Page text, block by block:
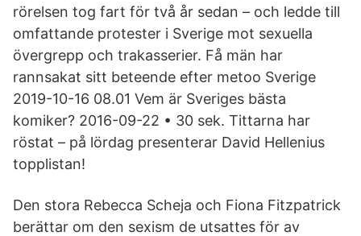
rörelsen tog fart för två år sedan – och ledde till
omfattande protester i Sverige mot sexuella
övergrepp och trakasserier. Få män har
rannsakat sitt beteende efter metoo Sverige
2019-10-16 08.01 Vem är Sveriges bästa
komiker? 2016-09-22 • 30 sek. Tittarna har
röstat – på lördag presenterar David Hellenius
topplistan!
Den stora Rebecca Scheja och Fiona Fitzpatrick
berättar om den sexism de utsattes för av